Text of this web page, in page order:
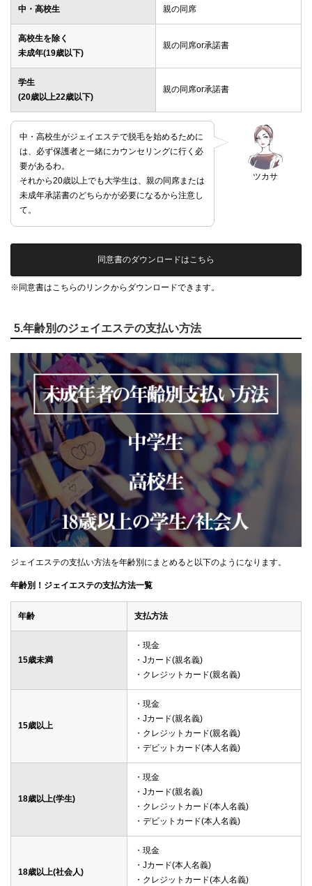
中・高校生 親の同席
高校生を除く
未成年(19歳以下)
親の同席or承諾書
学生
(20歳以上22歳以下)
親の同席or承諾書
ツカサ
中・高校生がジェイエステで脱毛を始めるために
は、必ず保護者と一緒にカウンセリングに行く必
要があるわ。
それから20歳以上でも大学生は、親の同席または
未成年承諾書のどちらかが必要になるから注意し
て。
同意書のダウンロードはこちら
※同意書はこちらのリンクからダウンロードできます。
5.年齢別のジェイエステの支払い方法
ジェイエステの支払い方法を年齢別にまとめると以下のようになります。
年齢別！ジェイエステの支払方法一覧
年齢 支払方法
15歳未満
・現金
・Jカード(親名義)
・クレジットカード(親名義)
15歳以上
・現金
・Jカード(親名義)
・クレジットカード(親名義)
・デビットカード(本人名義)
18歳以上(学生)
・現金
・Jカード(親名義)
・クレジットカード(本人名義)
・デビットカード(本人名義)
18歳以上(社会人)
・現金
・Jカード(本人名義)
・クレジットカード(本人名義)